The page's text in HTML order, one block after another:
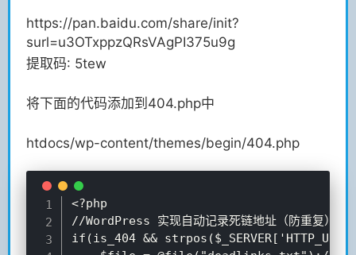
https://pan.baidu.com/share/init?
surl=u3OTxppzQRsVAgPI375u9g
提取码: 5tew
将下面的代码添加到404.php中
htdocs/wp-content/themes/begin/404.php
<?php
//WordPress 实现自动记录死链地址（防重复）
if(is_404 &&